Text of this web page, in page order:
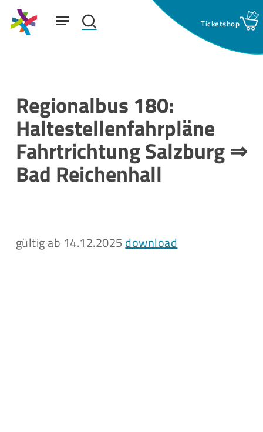
Skip
mainSuchfeld: search
Menu
Regionalbus 180:
Haltestellenfahrpläne
Fahrtrichtung Salzburg ⇒
Bad Reichenhall
gültig ab 14.12.2025 download